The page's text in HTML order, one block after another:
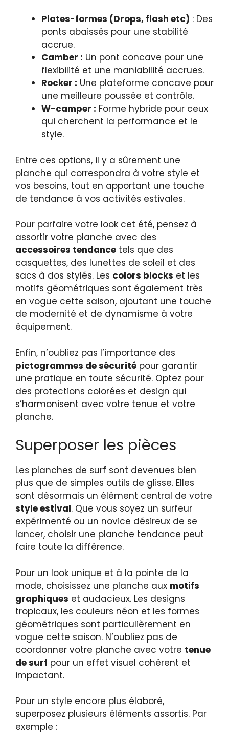
Plates-formes (Drops, flash etc) : Des
ponts abaissés pour une stabilité
accrue.
Camber : Un pont concave pour une
flexibilité et une maniabilité accrues.
Rocker : Une plateforme concave pour
une meilleure poussée et contrôle.
W-camper : Forme hybride pour ceux
qui cherchent la performance et le
style.
Entre ces options, il y a sûrement une
planche qui correspondra à votre style et
vos besoins, tout en apportant une touche
de tendance à vos activités estivales.
Pour parfaire votre look cet été, pensez à
assortir votre planche avec des
accessoires tendance tels que des
casquettes, des lunettes de soleil et des
sacs à dos stylés. Les colors blocks et les
motifs géométriques sont également très
en vogue cette saison, ajoutant une touche
de modernité et de dynamisme à votre
équipement.
Enfin, n’oubliez pas l’importance des
pictogrammes de sécurité pour garantir
une pratique en toute sécurité. Optez pour
des protections colorées et design qui
s’harmonisent avec votre tenue et votre
planche.
Superposer les pièces
Les planches de surf sont devenues bien
plus que de simples outils de glisse. Elles
sont désormais un élément central de votre
style estival. Que vous soyez un surfeur
expérimenté ou un novice désireux de se
lancer, choisir une planche tendance peut
faire toute la différence.
Pour un look unique et à la pointe de la
mode, choisissez une planche aux motifs
graphiques et audacieux. Les designs
tropicaux, les couleurs néon et les formes
géométriques sont particulièrement en
vogue cette saison. N’oubliez pas de
coordonner votre planche avec votre tenue
de surf pour un effet visuel cohérent et
impactant.
Pour un style encore plus élaboré,
superposez plusieurs éléments assortis. Par
exemple :